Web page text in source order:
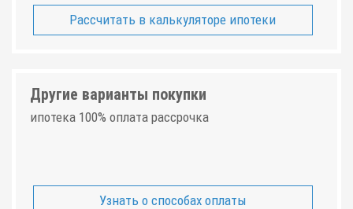
Рассчитать в калькуляторе ипотеки
Другие варианты покупки
ипотека 100% оплата рассрочка
Узнать о способах оплаты